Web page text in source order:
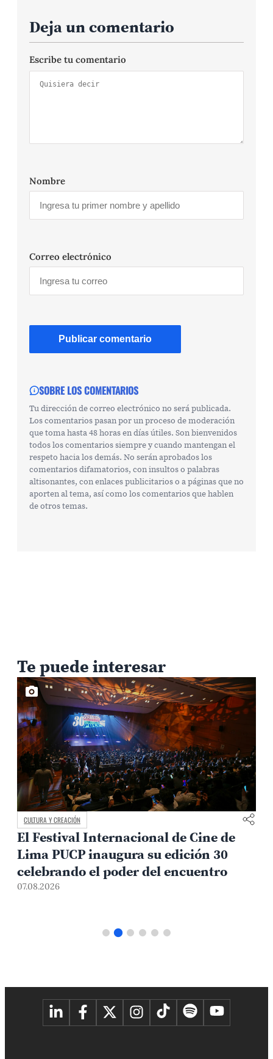
Deja un comentario
Escribe tu comentario
Nombre
Correo electrónico
SOBRE LOS COMENTARIOS
Tu dirección de correo electrónico no será publicada.
Los comentarios pasan por un proceso de moderación
que toma hasta 48 horas en días útiles. Son bienvenidos
todos los comentarios siempre y cuando mantengan el
respeto hacia los demás. No serán aprobados los
comentarios difamatorios, con insultos o palabras
altisonantes, con enlaces publicitarios o a páginas que no
aporten al tema, así como los comentarios que hablen
de otros temas.
Te puede interesar
CULTURA Y CREACIÓN
El Festival Internacional de Cine de
Lima PUCP inaugura su edición 30
celebrando el poder del encuentro
07.08.2026